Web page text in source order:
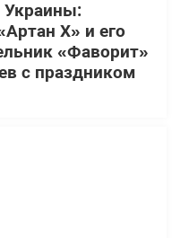
Украины:
Х» и его
«Фаворит»
с праздником